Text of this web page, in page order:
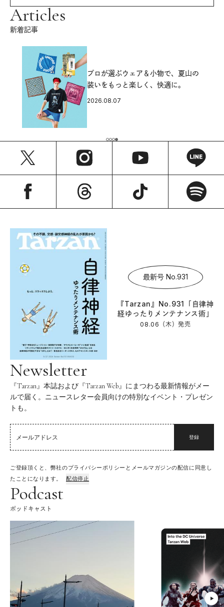
Articles
新着記事
プロが選ぶウェア＆小物で、夏山の
装いをもっと楽しく、快適に。
2026.08.07
最新号 No.931
『Tarzan』No.931「自律神
経ゆったりメンテナンス術」
08.06（木）発売
Newsletter
『Tarzan』本誌および『Tarzan Web』にまつわる最新情報がメー
ルで届く。ニュースレター会員向けの特別なイベント・プレゼン
トも。
登録
ご登録頂くと、弊社のプライバシーポリシーとメールマガジンの配信に同意し
たことになります。
配信停止
Podcast
ポッドキャスト